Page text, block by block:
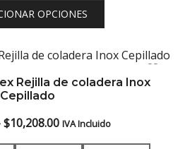
$11,600.00
hasta
$12,644.00
OPCIONES
Rejilla de coladera Inox
Cepillado
$10,208.00Rango
de
IVA Incluido